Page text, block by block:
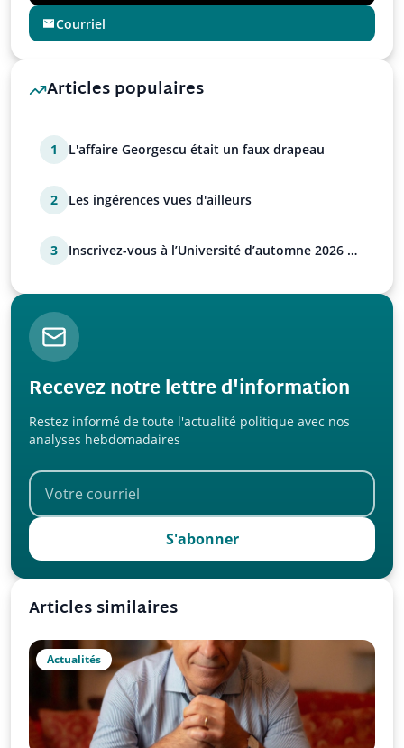
Courriel
Articles populaires
1 L'affaire Georgescu était un faux drapeau
2 Les ingérences vues d'ailleurs
3
Inscrivez-vous à l’Université d’automne 2026 de
Recevez notre lettre d'information
Restez informé de toute l'actualité politique avec nos
analyses hebdomadaires
S'abonner
Articles similaires
Actualités